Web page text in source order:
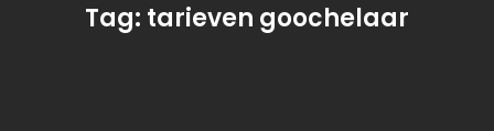
Tag: tarieven goochelaar